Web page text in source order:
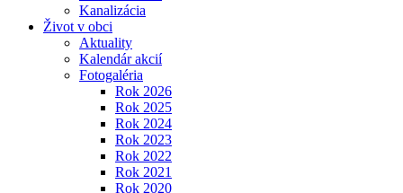
Kanalizácia
Život v obci
Aktuality
Kalendár akcií
Fotogaléria
Rok 2026
Rok 2025
Rok 2024
Rok 2023
Rok 2022
Rok 2021
Rok 2020